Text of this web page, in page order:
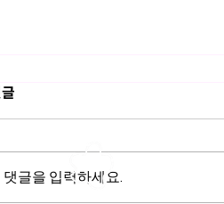
댓글을 입력하세요.